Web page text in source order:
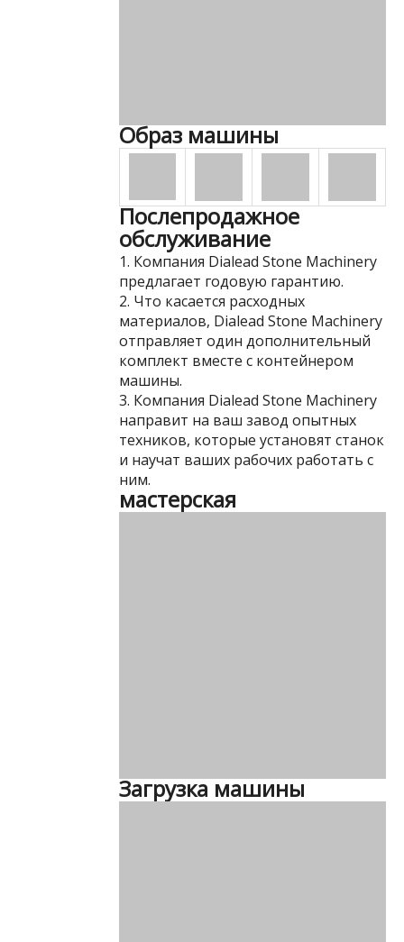
Образ машины
Послепродажное
обслуживание
1. Компания Dialead Stone Machinery
предлагает годовую гарантию.
2. Что касается расходных
материалов, Dialead Stone Machinery
отправляет один дополнительный
комплект вместе с контейнером
машины.
3. Компания Dialead Stone Machinery
направит на ваш завод опытных
техников, которые установят станок
и научат ваших рабочих работать с
ним.
мастерская
Загрузка машины